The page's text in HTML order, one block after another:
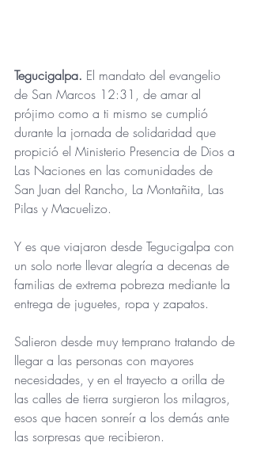
Tegucigalpa. El mandato del evangelio
de San Marcos 12:31, de amar al
prójimo como a ti mismo se cumplió
durante la jornada de solidaridad que
propició el Ministerio Presencia de Dios a
Las Naciones en las comunidades de
San Juan del Rancho, La Montañita, Las
Pilas y Macuelizo.
Y es que viajaron desde Tegucigalpa con
un solo norte llevar alegría a decenas de
familias de extrema pobreza mediante la
entrega de juguetes, ropa y zapatos.
Salieron desde muy temprano tratando de
llegar a las personas con mayores
necesidades, y en el trayecto a orilla de
las calles de tierra surgieron los milagros,
esos que hacen sonreír a los demás ante
las sorpresas que recibieron.